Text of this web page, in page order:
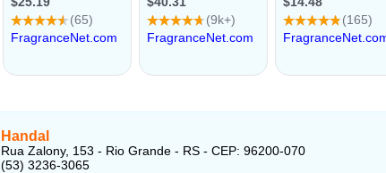
Handal
Rua Zalony, 153 - Rio Grande - RS - CEP: 96200-070
(53) 3236-3065